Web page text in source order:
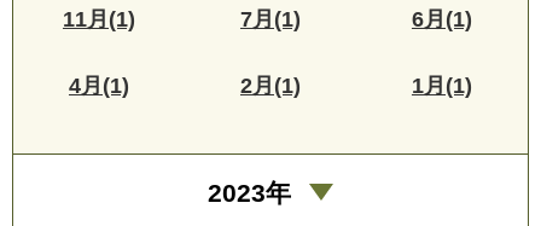
11月(1) 7月(1) 6月(1)
4月(1) 2月(1) 1月(1)
2023年